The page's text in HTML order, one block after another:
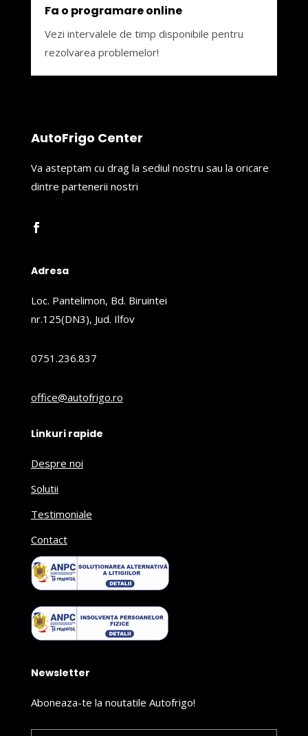
Fa o programare online
Vezi intervalele de timp disponibile pentru
rezolvarea problemelor!
AutoFrigo Center
Va asteptam cu drag la sediul nostru sau la oricare
dintre partenerii nostri
Adresa
Loc. Pantelimon, Bd. Biruintei
nr.125(DN3), Jud. Ilfov
0751.236.837
office@autofrigo.ro
Linkuri rapide
Despre noi
Solutii
Testimoniale
Contact
Newsletter
Aboneaza-te la noutatile Autofrigo!